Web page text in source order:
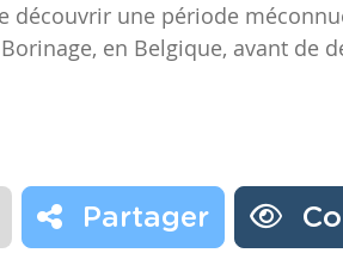
découvrir une période
en Belgique, avant de
Partager